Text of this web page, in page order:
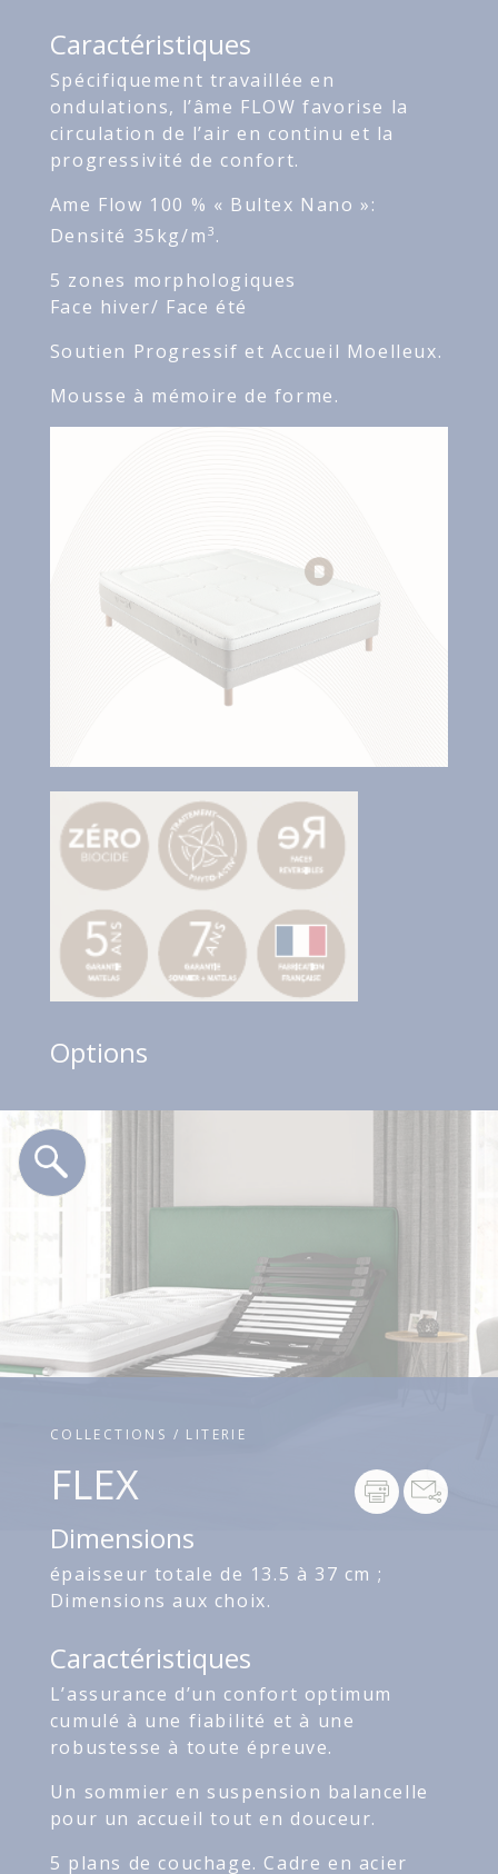
Caractéristiques
Spécifiquement travaillée en
ondulations, l’âme FLOW favorise la
circulation de l’air en continu et la
progressivité de confort.
Ame Flow 100 % « Bultex Nano »:
Densité 35kg/m 3 .
5 zones morphologiques
Face hiver/ Face été
Soutien Progressif et Accueil Moelleux.
Mousse à mémoire de forme.
Options
COLLECTIONS / LITERIE
FLEX
Dimensions
épaisseur totale de 13.5 à 37 cm ;
Dimensions aux choix.
Caractéristiques
L’assurance d’un confort optimum
cumulé à une fiabilité et à une
robustesse à toute épreuve.
Un sommier en suspension balancelle
pour un accueil tout en douceur.
5 plans de couchage. Cadre en acier